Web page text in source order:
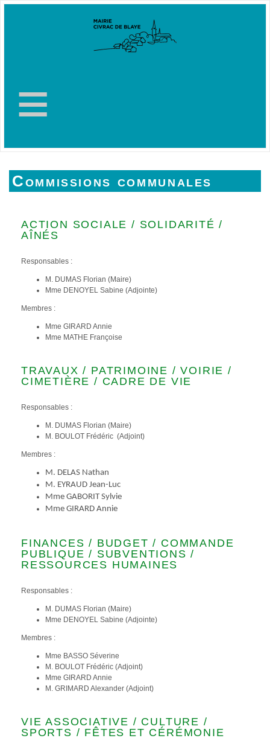
≡
Commissions communales
ACTION SOCIALE / SOLIDARITÉ /
AÎNÉS
Responsables :
M. DUMAS Florian (Maire)
Mme DENOYEL Sabine (Adjointe)
Membres :
Mme GIRARD Annie
Mme MATHE Françoise
TRAVAUX / PATRIMOINE / VOIRIE /
CIMETIÈRE / CADRE DE VIE
Responsables :
M. DUMAS Florian (Maire)
M. BOULOT Frédéric (Adjoint)
Membres :
M. DELAS Nathan
M. EYRAUD Jean-Luc
Mme GABORIT Sylvie
Mme GIRARD Annie
FINANCES / BUDGET / COMMANDE
PUBLIQUE / SUBVENTIONS /
RESSOURCES HUMAINES
Responsables :
M. DUMAS Florian (Maire)
Mme DENOYEL Sabine (Adjointe)
Membres :
Mme BASSO Séverine
M. BOULOT Frédéric (Adjoint)
Mme GIRARD Annie
M. GRIMARD Alexander (Adjoint)
VIE ASSOCIATIVE / CULTURE /
SPORTS / FÊTES ET CÉRÉMONIE